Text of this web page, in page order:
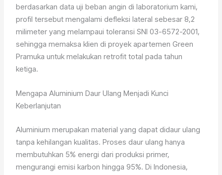
berdasarkan data uji beban angin di laboratorium kami,
profil tersebut mengalami defleksi lateral sebesar 8,2
milimeter yang melampaui toleransi SNI 03-6572-2001,
sehingga memaksa klien di proyek apartemen Green
Pramuka untuk melakukan retrofit total pada tahun
ketiga.
Mengapa Aluminium Daur Ulang Menjadi Kunci
Keberlanjutan
Aluminium merupakan material yang dapat didaur ulang
tanpa kehilangan kualitas. Proses daur ulang hanya
membutuhkan 5% energi dari produksi primer,
mengurangi emisi karbon hingga 95%. Di Indonesia,